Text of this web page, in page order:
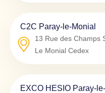
C2C Paray-le-Monial
13 Rue des Champs
Le Monial Cedex
EXCO HESIO Paray-